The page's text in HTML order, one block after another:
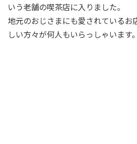
いう老舗の喫茶店に入りました。
地元のおじさまにも愛されているお
しい方々が何人もいらっしゃいます。